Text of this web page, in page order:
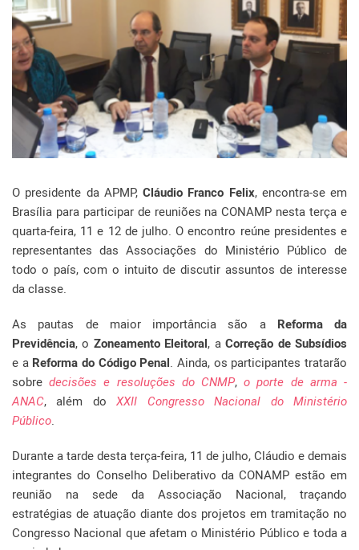
O presidente da APMP, Cláudio Franco Felix, encontra-se em
Brasília para participar de reuniões na CONAMP nesta terça e
quarta-feira, 11 e 12 de julho. O encontro reúne presidentes e
representantes das Associações do Ministério Público de
todo o país, com o intuito de discutir assuntos de interesse
da classe.
As pautas de maior importância são a Reforma da
Previdência, o Zoneamento Eleitoral, aCorreção de Subsídios
e a Reforma do Código Penal. Ainda, os participantes tratarão
sobredecisões e resoluções do CNMP,o porte de arma -
ANAC, além doXXII Congresso Nacional do Ministério
Público.
Durante a tarde desta terça-feira, 11 de julho, Cláudio e demais
integrantes do Conselho Deliberativo da CONAMP estão em
reunião na sede da Associação Nacional, traçando
estratégias de atuação diante dos projetos em tramitação no
Congresso Nacional que afetam o Ministério Público e toda a